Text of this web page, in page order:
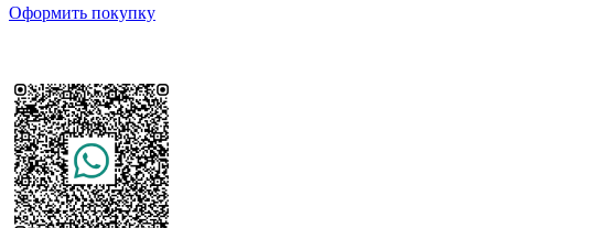
Оформить покупку